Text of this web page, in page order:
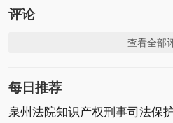
评论
查看全部
每日推荐